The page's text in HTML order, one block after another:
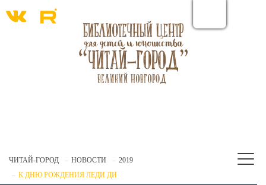
ЧИТАЙ-ГОРОД НОВОСТИ
2019
К ДНЮ РОЖДЕНИЯ ЛЕДИ ДИ